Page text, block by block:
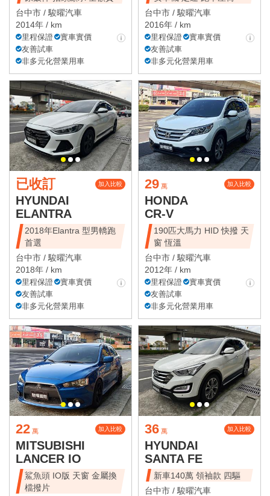
台中市 / 駿曜汽車
2014年 / km
里程保證
實車實價
友善試車
非多元化營業用車
台中市 / 駿曜汽車
2016年 / km
里程保證
實車實價
友善試車
非多元化營業用車
已收訂 加入比較
HYUNDAI
ELANTRA
2018年Elantra 型男轎跑
首選
台中市 / 駿曜汽車
2018年 / km
里程保證
實車實價
友善試車
非多元化營業用車
29 萬 加入比較
HONDA
CR-V
190匹大馬力 HID 快撥 天
窗 恆溫
台中市 / 駿曜汽車
2012年 / km
里程保證
實車實價
友善試車
非多元化營業用車
22 萬 加入比較
MITSUBISHI
LANCER IO
鯊魚頭 IO版 天窗 金屬換
檔撥片
36 萬 加入比較
HYUNDAI
SANTA FE
新車140萬 領袖款 四驅
台中市 / 駿曜汽車